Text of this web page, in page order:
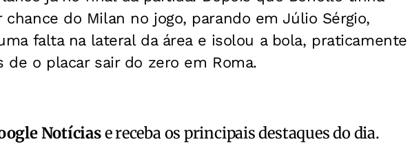
do Milan no jogo, parando em Júlio Sérgio,
falta na lateral da área e isolou a bola, praticamente
de o placar sair do zero em Roma.
Notíciase receba os principais destaques do dia.